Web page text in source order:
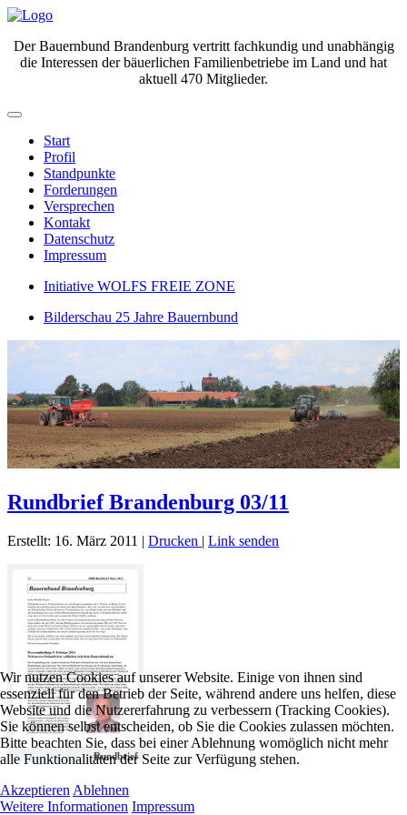
Der Bauernbund Brandenburg vertritt fachkundig und unabhängig
die Interessen der bäuerlichen Familienbetriebe im Land und hat
aktuell 470 Mitglieder.
Start
Profil
Standpunkte
Forderungen
Versprechen
Kontakt
Datenschutz
Impressum
Initiative WOLFS FREIE ZONE
Bilderschau 25 Jahre Bauernbund
Rundbrief Brandenburg 03/11
Erstellt: 16. März 2011 | Drucken | Link senden
Rundbrief
Wir nutzen Cookies auf unserer Website. Einige von ihnen sind
essenziell für den Betrieb der Seite, während andere uns helfen, diese
Website und die Nutzererfahrung zu verbessern (Tracking Cookies).
Sie können selbst entscheiden, ob Sie die Cookies zulassen möchten.
Bitte beachten Sie, dass bei einer Ablehnung womöglich nicht mehr
alle Funktionalitäten der Seite zur Verfügung stehen.
Akzeptieren Ablehnen
Weitere Informationen Impressum